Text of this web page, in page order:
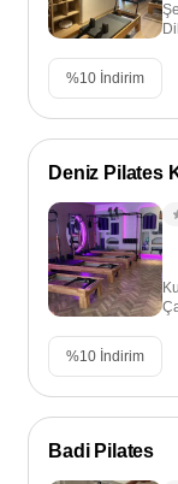
%10 İndirim
Deniz Pilates
%10 İndirim
Badi Pilates